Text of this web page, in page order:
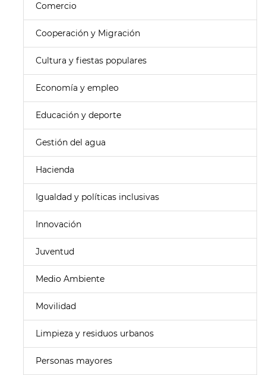
Comercio
Cooperación y Migración
Cultura y fiestas populares
Economía y empleo
Educación y deporte
Gestión del agua
Hacienda
Igualdad y políticas inclusivas
Innovación
Juventud
Medio Ambiente
Movilidad
Limpieza y residuos urbanos
Personas mayores